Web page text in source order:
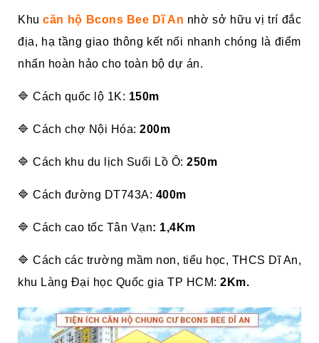
Khucăn hộ Bcons Bee Dĩ An nhờ sở hữu vị trí đắc
địa, hạ tầng giao thông kết nối nhanh chóng là điểm
nhấn hoàn hảo cho toàn bộ dự án.
🔷 Cách quốc lộ 1K: 150m
🔷 Cách chợ Nội Hóa: 200m
🔷 Cách khu du lịch Suối Lồ Ô: 250m
🔷 Cách đường DT743A: 400m
🔷 Cách cao tốc Tân Vạn: 1,4Km
🔷 Cách các trường mầm non, tiểu học, THCS Dĩ An,
khu Làng Đại học Quốc gia TP HCM: 2Km.